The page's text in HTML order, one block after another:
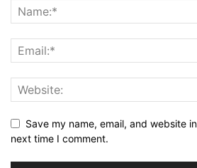
Save my name, email, and website
next time I comment.